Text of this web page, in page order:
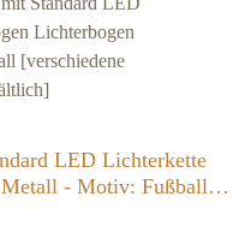
LED Lichterkette
Metall - Motiv: Fußball